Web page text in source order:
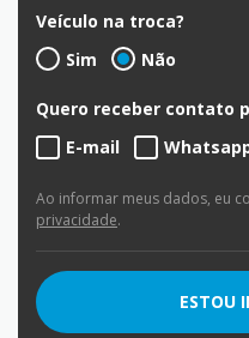
Veículo na troca?
Sim
Não
Quero receber contato
E-mail
Ao informar meus dados, eu
privacidade.
ESTOU